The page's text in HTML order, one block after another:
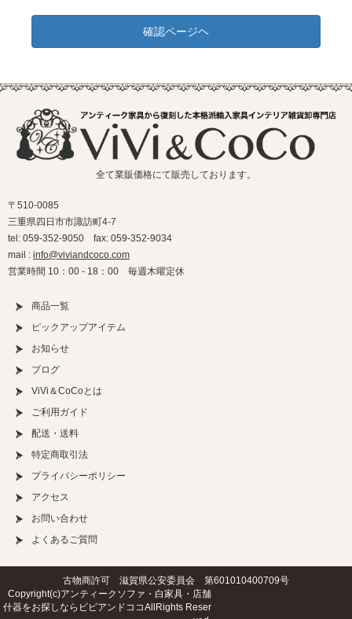
確認ページヘ
全て業販価格にて販売しております。
〒510-0085
三重県四日市市諏訪町4-7
tel: 059-352-9050 fax: 059-352-9034
mail : info@viviandcoco.com
営業時間 10：00 - 18：00 毎週木曜定休
商品一覧
ピックアップアイテム
お知らせ
ブログ
ViVi＆CoCoとは
ご利用ガイド
配送・送料
特定商取引法
プライバシーポリシー
アクセス
お問い合わせ
よくあるご質問
古物商許可 滋賀県公安委員会 第601010400709号
Copyright(c)アンティークソファ・白家具・店舗
什器をお探しならビビアンドココAllRights Reser